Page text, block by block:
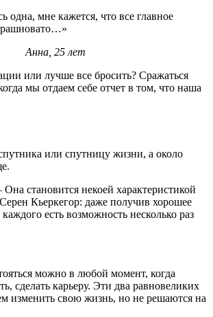
одна, мне кажется, что все главное
Анна, 25 лет
или лучше все бросить? Сражаться
мы отдаем себе отчет в том, что наша
или спутницу жизни, а около
становится некоей характеристикой
Кьеркегор: даже получив хорошее
есть возможность несколько раз
можно в любой момент, когда
сделать карьеру. Эти два равновеликих
изменить свою жизнь, но не решаются на